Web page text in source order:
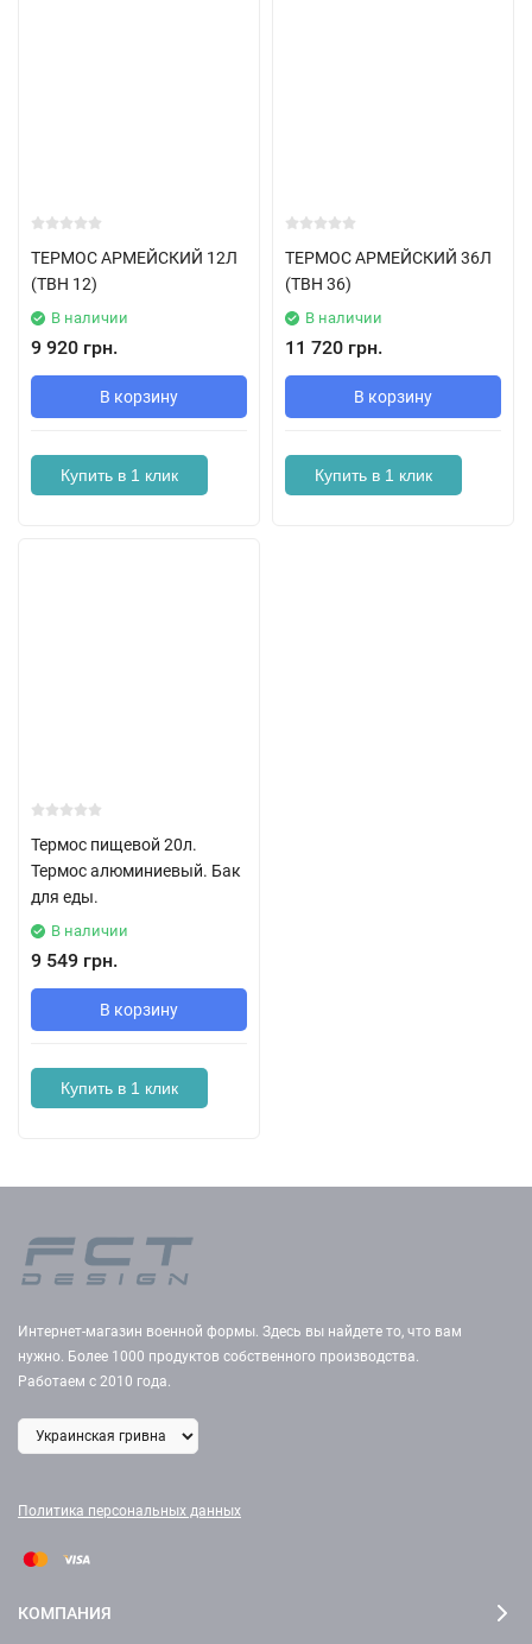
ТЕРМОС АРМЕЙСКИЙ 12Л
(ТВН 12)
В наличии
9 920 грн.
В корзину
Купить в 1 клик
ТЕРМОС АРМЕЙСКИЙ 36Л
(ТВН 36)
В наличии
11 720 грн.
В корзину
Купить в 1 клик
Термос пищевой 20л.
Термос алюминиевый. Бак
для еды.
В наличии
9 549 грн.
В корзину
Купить в 1 клик
Интернет-магазин военной формы. Здесь вы найдете то, что вам
нужно. Более 1000 продуктов собственного производства.
Работаем с 2010 года.
Политика персональных данных
КОМПАНИЯ